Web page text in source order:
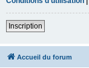
Inscription
Accueil du forum